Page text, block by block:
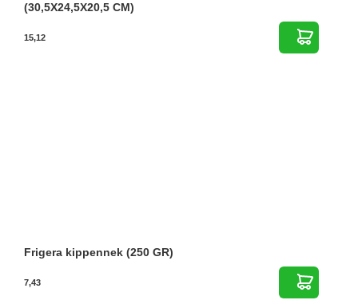
(30,5X24,5X20,5 CM)
15,12
Frigera kippennek (250 GR)
7,43